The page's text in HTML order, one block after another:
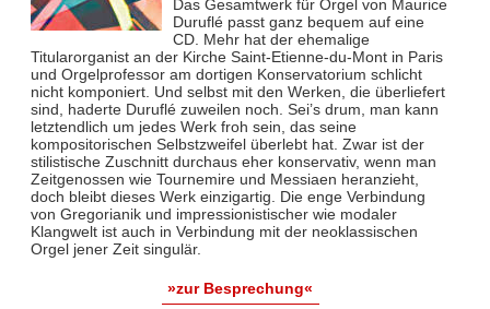
Das Gesamtwerk für Orgel von Maurice
Duruflé passt ganz bequem auf eine
CD. Mehr hat der ehemalige
Titularorganist an der Kirche Saint-Etienne-du-Mont in Paris
und Orgelprofessor am dortigen Konservatorium schlicht
nicht komponiert. Und selbst mit den Werken, die überliefert
sind, haderte Duruflé zuweilen noch. Sei’s drum, man kann
letztendlich um jedes Werk froh sein, das seine
kompositorischen Selbstzweifel überlebt hat. Zwar ist der
stilistische Zuschnitt durchaus eher konservativ, wenn man
Zeitgenossen wie Tournemire und Messiaen heranzieht,
doch bleibt dieses Werk einzigartig. Die enge Verbindung
von Gregorianik und impressionistischer wie modaler
Klangwelt ist auch in Verbindung mit der neoklassischen
Orgel jener Zeit singulär.
»zur Besprechung«